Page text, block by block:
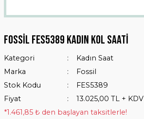
Fossil FES5389 Kadın Kol Saati
Kategori
Kadın Saat
Marka
Fossil
Stok Kodu
FES5389
Fiyat
13.025,00 TL + KDV
*1.461,85 ₺ den başlayan taksitlerle!